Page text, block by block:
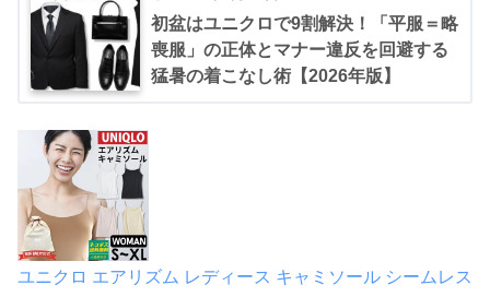
初盆はユニクロで9割解決！「平服＝略
喪服」の正体とマナー違反を回避する
猛暑の着こなし術【2026年版】
ユニクロ エアリズム レディース キャミソール シームレス